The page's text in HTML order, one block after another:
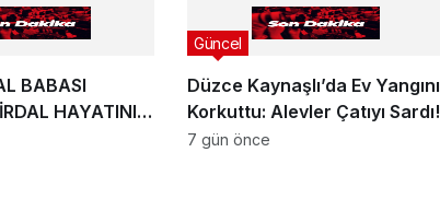
BABASI
HAYATINI
Düzce Kaynaşlı’da Ev Yangını
Korkuttu: Alevler Çatıyı Sardı!
Güncel
7 gün önce